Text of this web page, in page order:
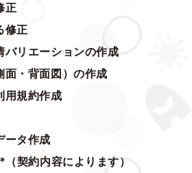
正
修正
バリエーションの作成
面・背面図）の作成
用規約作成
ータ作成
契約内容によります）